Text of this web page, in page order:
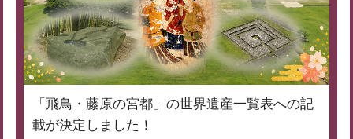
「飛鳥・藤原の宮都」の世界遺産一覧表への記
載が決定しました！